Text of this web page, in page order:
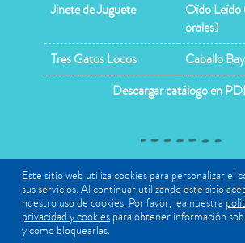
Jinete de Juguete
Oído Leído
orales)
Tres Gatos Locos
Caballo
Descargar catálogo en
Copyright © 2026 Abran Cancha |
Política de privacidad
Este sitio web utiliza cookies para personalizar el
sus servicios. Al continuar utilizando este sitio
nuestro uso de cookies. Por favor, lea nuestra
privacidad y cookies para obtener información
y como bloquearlas.